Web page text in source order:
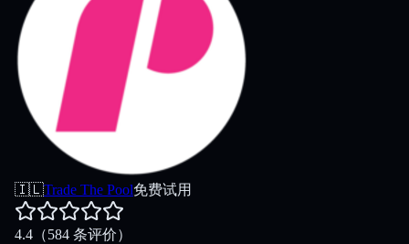
🇮🇱Trade The Pool免费试用
4.4 （584 条评价）